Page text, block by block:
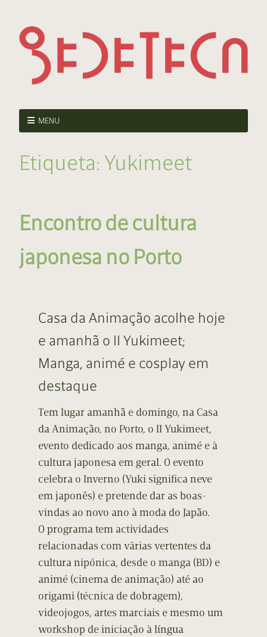
MENU
Etiqueta: Yukimeet
Encontro de cultura
japonesa no Porto
Casa da Animação acolhe hoje
e amanhã o II Yukimeet;
Manga, animé e cosplay em
destaque
Tem lugar amanhã e domingo, na Casa
da Animação, no Porto, o II Yukimeet,
evento dedicado aos manga, animé e à
cultura japonesa em geral. O evento
celebra o Inverno (Yuki significa neve
em japonês) e pretende dar as boas-
vindas ao novo ano à moda do Japão.
O programa tem actividades
relacionadas com várias vertentes da
cultura nipónica, desde o manga (BD) e
animé (cinema de animação) até ao
origami (técnica de dobragem),
videojogos, artes marciais e mesmo um
workshop de iniciação à língua